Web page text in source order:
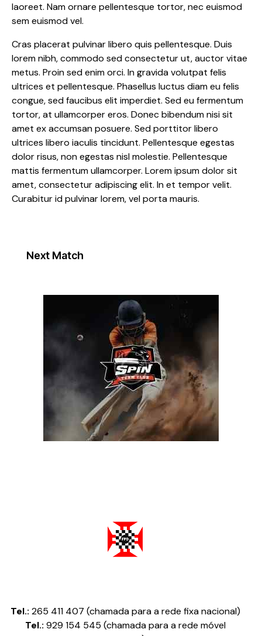
laoreet. Nam ornare pellentesque tortor, nec euismod
sem euismod vel.
Cras placerat pulvinar libero quis pellentesque. Duis
lorem nibh, commodo sed consectetur ut, auctor vitae
metus. Proin sed enim orci. In gravida volutpat felis
ultrices et pellentesque. Phasellus luctus diam eu felis
congue, sed faucibus elit imperdiet. Sed eu fermentum
tortor, at ullamcorper eros. Donec bibendum nisi sit
amet ex accumsan posuere. Sed porttitor libero
ultrices libero iaculis tincidunt. Pellentesque egestas
dolor risus, non egestas nisl molestie. Pellentesque
mattis fermentum ullamcorper. Lorem ipsum dolor sit
amet, consectetur adipiscing elit. In et tempor velit.
Curabitur id pulvinar lorem, vel porta mauris.
Next Match
Tel.: 265 411 407 (chamada para a rede fixa nacional)
Tel.: 929 154 545 (chamada para a rede móvel